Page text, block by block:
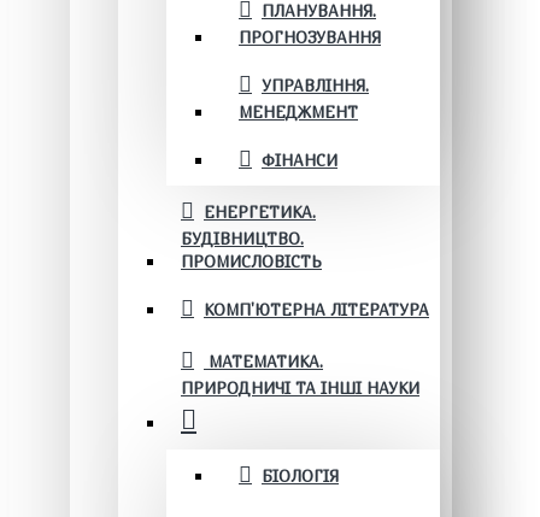
ПЛАНУВАННЯ.
ПРОГНОЗУВАННЯ
УПРАВЛІННЯ.
МЕНЕДЖМЕНТ
ФІНАНСИ
ЕНЕРГЕТИКА.
БУДІВНИЦТВО.
ПРОМИСЛОВІСТЬ
КОМП'ЮТЕРНА ЛІТЕРАТУРА
МАТЕМАТИКА.
ПРИРОДНИЧІ ТА ІНШІ НАУКИ
БІОЛОГІЯ